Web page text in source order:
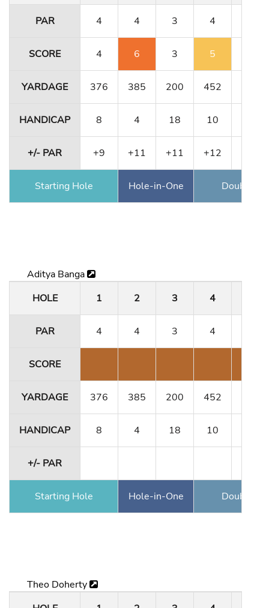
PAR 4 4 3 4
SCORE 4 6 3 5
YARDAGE 376 385 200 452
HANDICAP 8 4 18 10
+/- PAR +9 +11 +11 +12
Starting Hole Hole-in-One Double
Aditya Banga
HOLE
1 2 3 4
PAR 4 4 3 4
SCORE
YARDAGE 376 385 200 452
HANDICAP 8 4 18 10
+/- PAR
Starting Hole Hole-in-One Double
Theo Doherty